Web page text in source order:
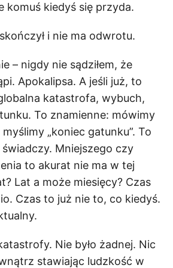
komuś kiedyś się przyda.
i nie ma odwrotu.
– nigdy nie sądziłem, że
Apokalipsa. A jeśli już, to
katastrofa, wybuch,
To znamienne: mówimy
„koniec gatunku”. To
Mniejszego czy
to akurat nie ma w tej
Lat a może miesięcy? Czas
Czas to już nie to, co kiedyś.
Nie było żadnej. Nic
stawiając ludzkość w